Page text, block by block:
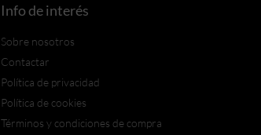
Info de interés
Sobre nosotros
Contactar
Política de privacidad
Política de cookies
Términos y condiciones de compra